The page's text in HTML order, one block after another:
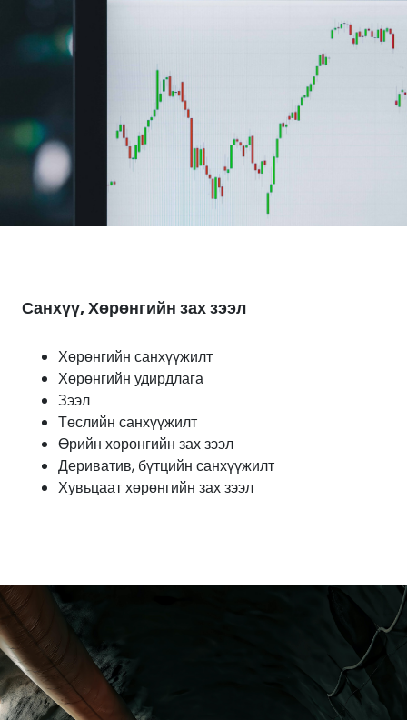
Санхүү, Хөрөнгийн зах зээл
Хөрөнгийн санхүүжилт
Хөрөнгийн удирдлага
Зээл
Төслийн санхүүжилт
Өрийн хөрөнгийн зах зээл
Дериватив, бүтцийн санхүүжилт
Хувьцаат хөрөнгийн зах зээл